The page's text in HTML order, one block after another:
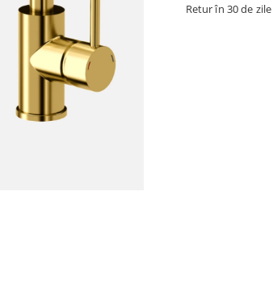
Retur în 30 de zile